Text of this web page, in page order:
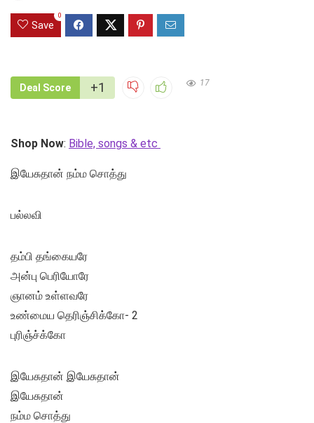
Save
0
Deal Score +1 17
Shop Now: Bible, songs & etc
இயேசுதான் நம்ம சொத்து
பல்லவி
தம்பி தங்கையரே
அன்பு பெரியோரே
ஞானம் உள்ளவரே
உண்மைய தெரிஞ்சிக்கோ- 2
புரிஞ்ச்க்கோ
இயேசுதான் இயேசுதான்
இயேசுதான்
நம்ம சொத்து